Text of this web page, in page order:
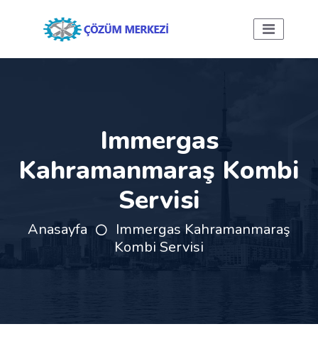
Immergas
Kahramanmaraş Kombi
Servisi
Anasayfa
Immergas Kahramanmaraş
Kombi Servisi